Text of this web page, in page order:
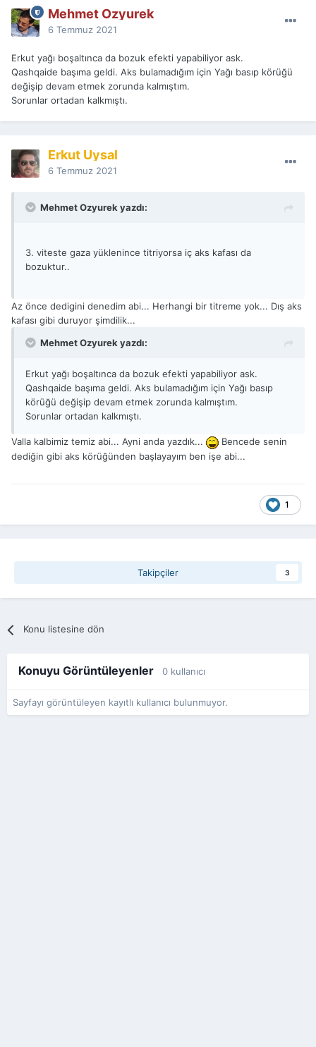
Mehmet Ozyurek
6 Temmuz 2021
Erkut yağı boşaltınca da bozuk efekti yapabiliyor ask.
Qashqaide başıma geldi. Aks bulamadığım için Yağı basıp körüğü
değişip devam etmek zorunda kalmıştım.
Sorunlar ortadan kalkmıştı.
Erkut Uysal
6 Temmuz 2021
Mehmet Ozyurek yazdı:
3. viteste gaza yüklenince titriyorsa iç aks kafası da
bozuktur..
Az önce dedigini denedim abi... Herhangi bir titreme yok... Dış aks
kafası gibi duruyor şimdilik...
Mehmet Ozyurek yazdı:
Erkut yağı boşaltınca da bozuk efekti yapabiliyor ask.
Qashqaide başıma geldi. Aks bulamadığım için Yağı basıp
körüğü değişip devam etmek zorunda kalmıştım.
Sorunlar ortadan kalkmıştı.
Valla kalbimiz temiz abi... Ayni anda yazdık...
Bencede senin
dediğin gibi aks körüğünden başlayayım ben işe abi...
1
Takipçiler 3
Konu listesine dön
Konuyu Görüntüleyenler 0 kullanıcı
Sayfayı görüntüleyen kayıtlı kullanıcı bulunmuyor.